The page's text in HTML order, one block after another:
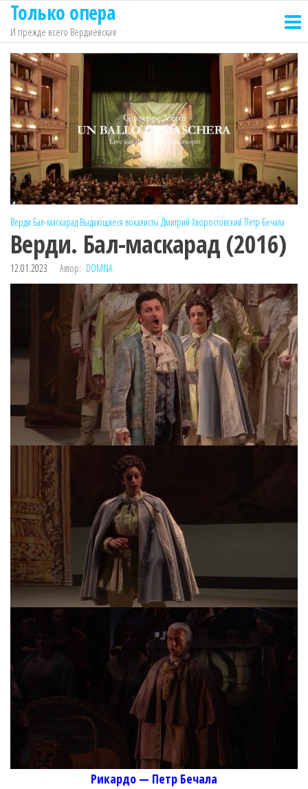
Перейти
содержимому
Только опера
И прежде всего Вердиевская
Верди Бал-маскарад Выдающиеся вокалисты Дмитрий Хворостовский Петр Бечала
Верди. Бал-маскарад (2016)
12.01.2023 Автор: DOMNA
Рикардо — Петр Бечала